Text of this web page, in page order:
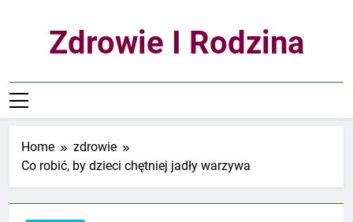
Zdrowie I Rodzina
Home
zdrowie
Co robić, by dzieci chętniej jadły warzywa